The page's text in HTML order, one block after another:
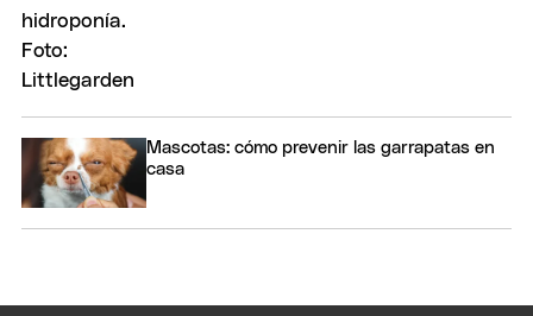
Mascotas: cómo prevenir las garrapatas en
casa